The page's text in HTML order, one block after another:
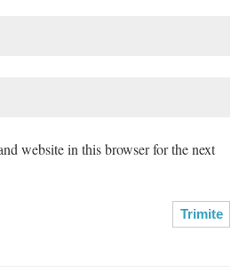
website in this browser for the next